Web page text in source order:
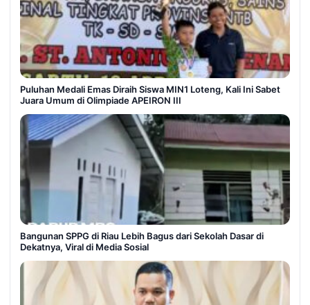
Puluhan Medali Emas Diraih Siswa MIN1 Loteng, Kali Ini Sabet
Juara Umum di Olimpiade APEIRON III
Bangunan SPPG di Riau Lebih Bagus dari Sekolah Dasar di
Dekatnya, Viral di Media Sosial